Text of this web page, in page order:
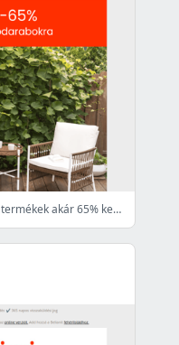
Utolsó lehetőség: kültéri termékek akár 65% kedvezménnyel